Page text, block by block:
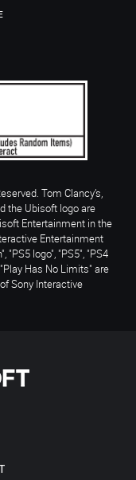
Tom Clancy’s,
the Ubisoft logo are
Entertainment in the
Entertainment
"PS5 logo", "PS5", "PS4
Has No Limits" are
Sony Interactive